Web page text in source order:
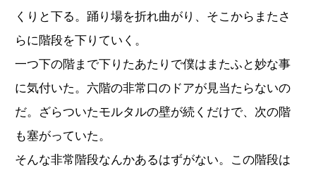
くりと下る。踊り場を折れ曲がり、そこからまたさ
らに階段を下りていく。
一つ下の階まで下りたあたりで僕はまたふと妙な事
に気付いた。六階の非常口のドアが見当たらないの
だ。ざらついたモルタルの壁が続くだけで、次の階
も塞がっていた。
そんな非常階段なんかあるはずがない。この階段は